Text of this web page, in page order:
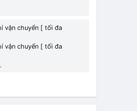
HẾT HÀNG
vận chuyển [ tối đa
vận chuyển [ tối đa